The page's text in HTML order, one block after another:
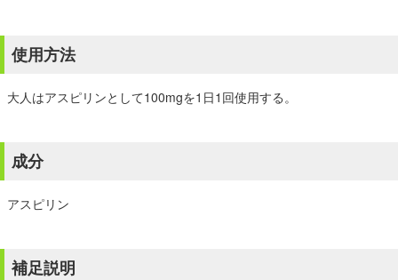
使用方法
大人はアスピリンとして100mgを1日1回使用する。
成分
アスピリン
補足説明